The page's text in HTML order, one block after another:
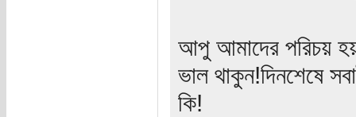
আপু আমাদের পরিচয়
ভাল থাকুন!দিনশেষে
কি!